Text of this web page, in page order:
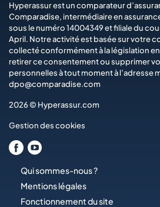
Hyperassur est un comparateur
Comparadise, intermédiaire en
sous le numéro 14004349 et filiale du
April. Notre activité est basée sur votre
collecté conformément à la législation
retirer ce consentement ou supprimer
personnelles à tout moment à l’adresse
dpo@comparadise.com
2026 © Hyperassur.com
Gestion des cookies
Qui sommes-nous ?
Mentions légales
Fonctionnement du site